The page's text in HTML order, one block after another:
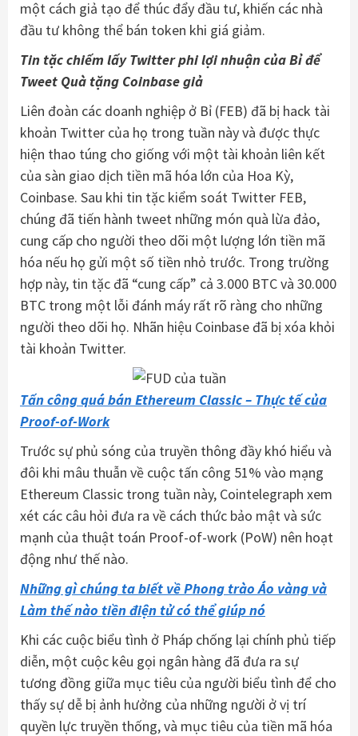
một cách giả tạo để thúc đẩy đầu tư, khiến các nhà
đầu tư không thể bán token khi giá giảm.
Tin tặc chiếm lấy Twitter phi lợi nhuận của Bỉ để
Tweet Quà tặng Coinbase giả
Liên đoàn các doanh nghiệp ở Bỉ (FEB) đã bị hack tài
khoản Twitter của họ trong tuần này và được thực
hiện thao túng cho giống với một tài khoản liên kết
của sàn giao dịch tiền mã hóa lớn của Hoa Kỳ,
Coinbase. Sau khi tin tặc kiểm soát Twitter FEB,
chúng đã tiến hành tweet những món quà lừa đảo,
cung cấp cho người theo dõi một lượng lớn tiền mã
hóa nếu họ gửi một số tiền nhỏ trước. Trong trường
hợp này, tin tặc đã “cung cấp” cả 3.000 BTC và 30.000
BTC trong một lỗi đánh máy rất rõ ràng cho những
người theo dõi họ. Nhãn hiệu Coinbase đã bị xóa khỏi
tài khoản Twitter.
Tấn công quá bán Ethereum Classic – Thực tế của
Proof-of-Work
Trước sự phủ sóng của truyền thông đầy khó hiểu và
đôi khi mâu thuẫn về cuộc tấn công 51% vào mạng
Ethereum Classic trong tuần này, Cointelegraph xem
xét các câu hỏi đưa ra về cách thức bảo mật và sức
mạnh của thuật toán Proof-of-work (PoW) nên hoạt
động như thế nào.
Những gì chúng ta biết về Phong trào Áo vàng và
Làm thế nào tiền điện tử có thể giúp nó
Khi các cuộc biểu tình ở Pháp chống lại chính phủ tiếp
diễn, một cuộc kêu gọi ngân hàng đã đưa ra sự
tương đồng giữa mục tiêu của người biểu tình để cho
thấy sự dễ bị ảnh hưởng của những người ở vị trí
quyền lực truyền thống, và mục tiêu của tiền mã hóa